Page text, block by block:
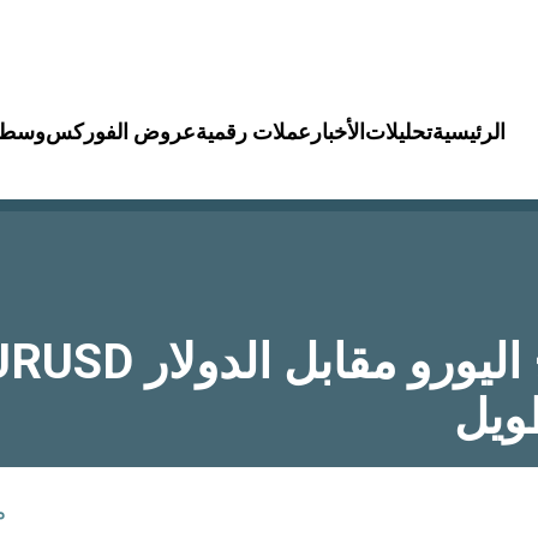
الرئيسيةتحليلات الأخبار عملات رقميةعروض الفوركس